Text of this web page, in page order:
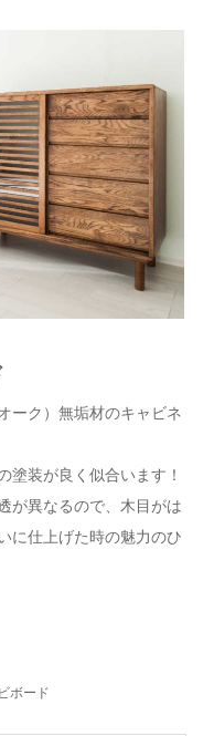
ーク）無垢材のキャビネ
塗装が良く似合います！
が異なるので、木目がは
に仕上げた時の魅力のひ
ボード